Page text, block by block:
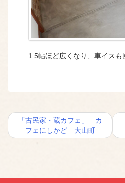
1.5帖ほど広くなり、車イスも
投
ナ
ゲ
「古民家・蔵カフェ」 カ
フェにしかど 大山町